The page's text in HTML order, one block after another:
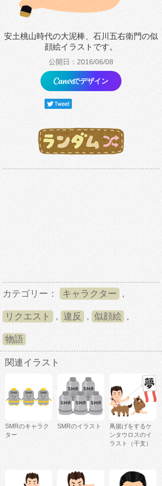
安土桃山時代の大泥棒、石川五右衛門の似
顔絵イラストです。
公開日：2016/06/08
でデザイン
カテゴリー： キャラクター ,
リクエスト , 違反 , 似顔絵 ,
物語
関連イラスト
SMRのキャラク
ター
SMRのイラスト
凧揚げをするケ
ンタウロスのイ
ラスト（干支）